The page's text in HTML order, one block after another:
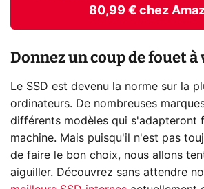
80,99 € chez
Donnez un coup de fouet à
Le SSD est devenu la norme sur la
ordinateurs. De nombreuses
différents modèles qui s'adapteront
machine. Mais puisqu'il n'est pas
de faire le bon choix, nous allons
aiguiller. Découvrez sans attendre